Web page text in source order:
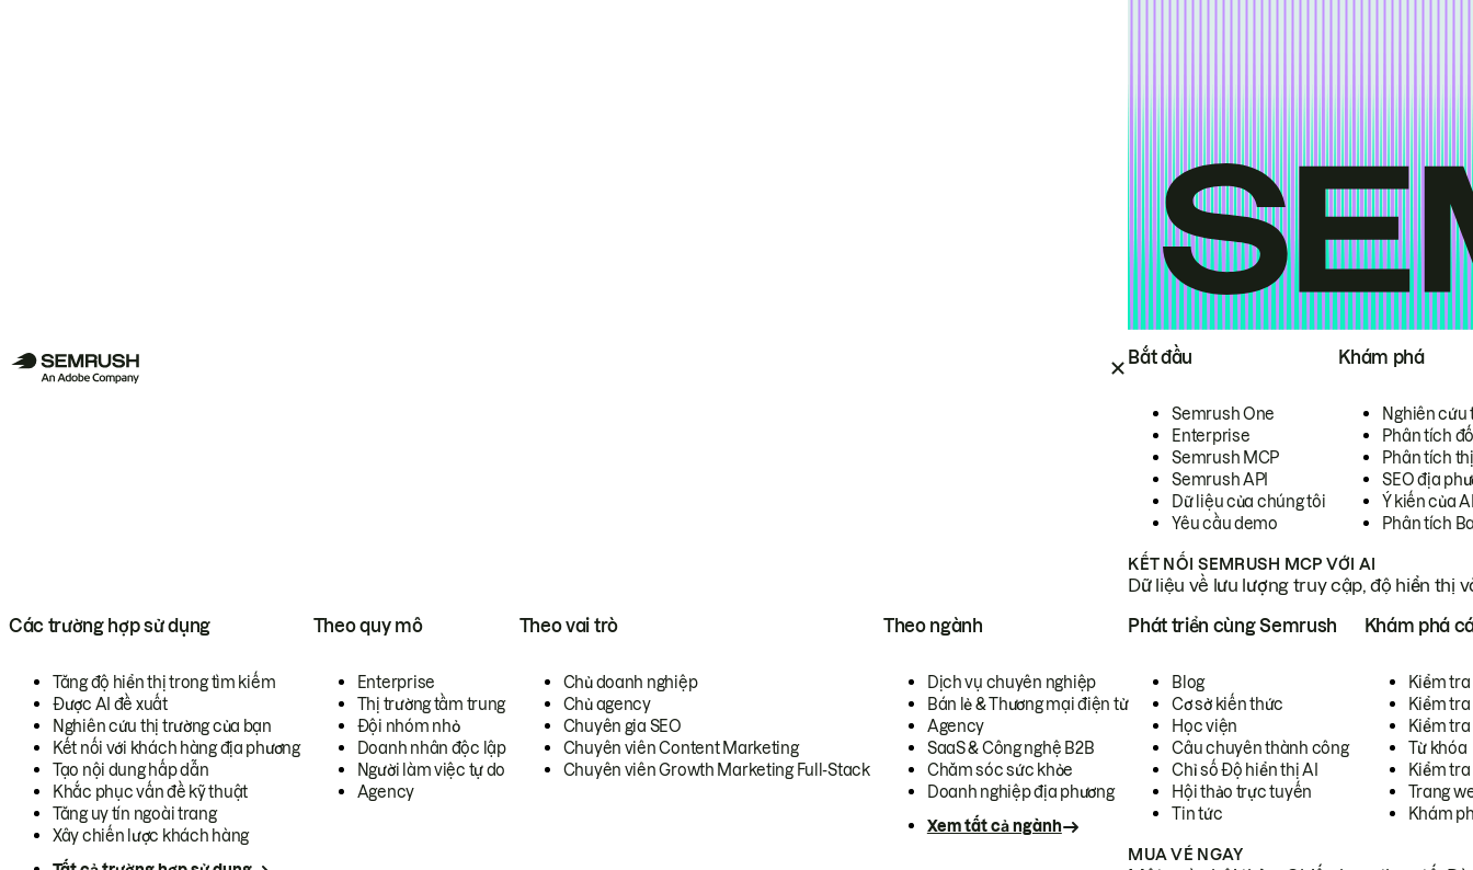
Bắt đầu
Semrush One
Enterprise
Semrush MCP
Semrush API
Dữ liệu của chúng tôi
Yêu cầu demo
Khám phá
Nghiên cứu
Phân tích
Phân tích
SEO địa
Ý kiến của
Phân tích
KẾT NỐI SEMRUSH MCP VỚI AI
Dữ liệu về lưu lượng truy cập, độ hiển thị
Các trường hợp sử dụng
Tăng độ hiển thị trong tìm kiếm
Được AI đề xuất
Nghiên cứu thị trường của bạn
Kết nối với khách hàng địa phương
Tạo nội dung hấp dẫn
Khắc phục vấn đề kỹ thuật
Tăng uy tín ngoài trang
Xây chiến lược khách hàng
Theo quy mô
Enterprise
Thị trường tầm trung
Đội nhóm nhỏ
Doanh nhân độc lập
Người làm việc tự do
Agency
Theo vai trò
Chủ doanh nghiệp
Chủ agency
Chuyên gia SEO
Chuyên viên Content Marketing
Chuyên viên Growth Marketing Full-Stack
Theo ngành
Dịch vụ chuyên nghiệp
Bán lẻ & Thương mại điện tử
Agency
SaaS & Công nghệ B2B
Chăm sóc sức khỏe
Doanh nghiệp địa phương
Xem tất cả ngành
Phát triển cùng Semrush
Blog
Cơ sở kiến thức
Học viện
Câu chuyên thành công
Chỉ số Độ hiển thị AI
Hội thảo trực tuyến
Tin tức
Khám phá
Kiểm
Kiểm tra
Kiểm
Từ khóa
Kiểm
Trang
Khám
MUA VÉ NGAY